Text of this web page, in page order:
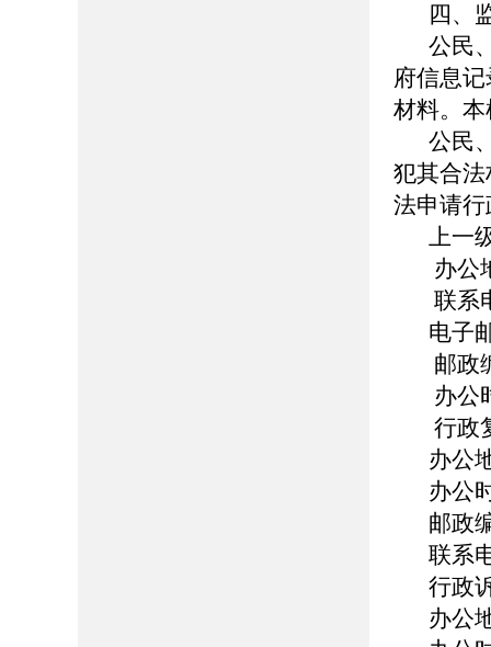
四、
公民
府信息
材料。
公民
犯其合
法申请
上一
办公
联系
电子
邮政
办公
行政
办公
办公
邮政
联系
行政
办公